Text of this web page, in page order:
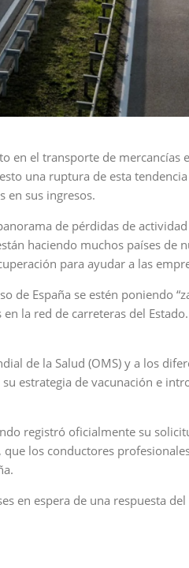
en el transporte de mercancías
una ruptura de esta
en sus ingresos.
de pérdidas de
haciendo muchos países de
para ayudar a las
de España se estén poniendo
la red de carreteras del Estado.
de la Salud (OMS) y a los
estrategia de vacunación e
registró oficialmente su
los conductores
en espera de una respuesta